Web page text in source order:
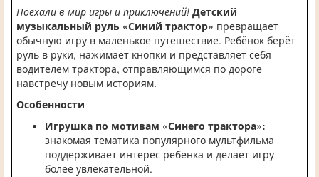
Поехали в мир игры и приключений! Детский
музыкальный руль «Синий трактор» превращает
обычную игру в маленькое путешествие. Ребёнок берёт
руль в руки, нажимает кнопки и представляет себя
водителем трактора, отправляющимся по дороге
навстречу новым историям.
Особенности
Игрушка по мотивам «Синего трактора»:
знакомая тематика популярного мультфильма
поддерживает интерес ребёнка и делает игру
более увлекательной.